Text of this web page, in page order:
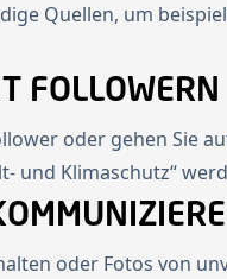
Quellen, um
FOLLOWERN
oder gehen Sie
und Klimaschutz“
oder Fotos von